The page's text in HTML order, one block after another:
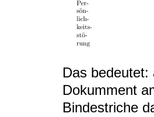
Das
Dokumment
Bindestriche